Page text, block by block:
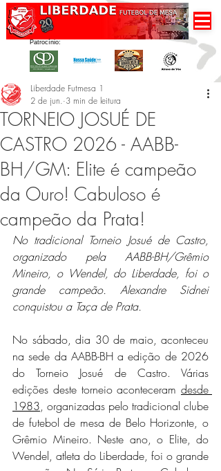
Patrocínio:
TORNEIO JOSUÉ DE
CASTRO 2026 - AABB-
BH/GM: Elite é campeão
da Ouro! Cabuloso é
campeão da Prata!
Liberdade Futmesa 1
2 de jun. 3 min de leitura
No tradicional Torneio Josué de Castro,
organizado pela AABB-BH/Grêmio
Mineiro, o Wendel, do Liberdade, foi o
grande campeão. Alexandre Sidnei
conquistou a Taça de Prata.
No sábado, dia 30 de maio, aconteceu
na sede da AABB-BH a edição de 2026
do Torneio Josué de Castro. Várias
edições deste torneio aconteceram desde
1983, organizadas pelo tradicional clube
de futebol de mesa de Belo Horizonte, o
Grêmio Mineiro. Neste ano, o Elite, do
Wendel, atleta do Liberdade, foi o grande